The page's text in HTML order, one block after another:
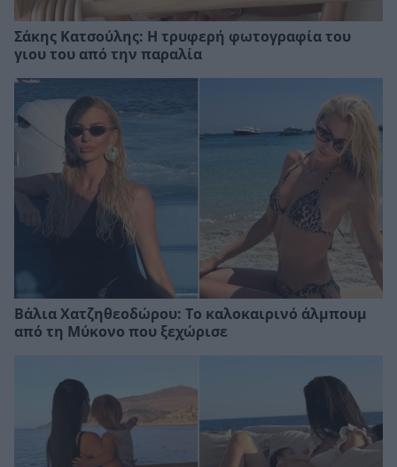
Σάκης Κατσούλης: Η τρυφερή φωτογραφία του
γιου του από την παραλία
Βάλια Χατζηθεοδώρου: Το καλοκαιρινό άλμπουμ
από τη Μύκονο που ξεχώρισε